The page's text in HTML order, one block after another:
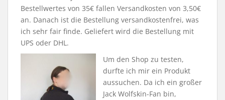
Bestellwertes von 35€ fallen Versandkosten von 3,50€
an. Danach ist die Bestellung versandkostenfrei, was
ich sehr fair finde. Geliefert wird die Bestellung mit
UPS oder DHL.
Um den Shop zu testen,
durfte ich mir ein Produkt
aussuchen. Da ich ein großer
Jack Wolfskin-Fan bin,